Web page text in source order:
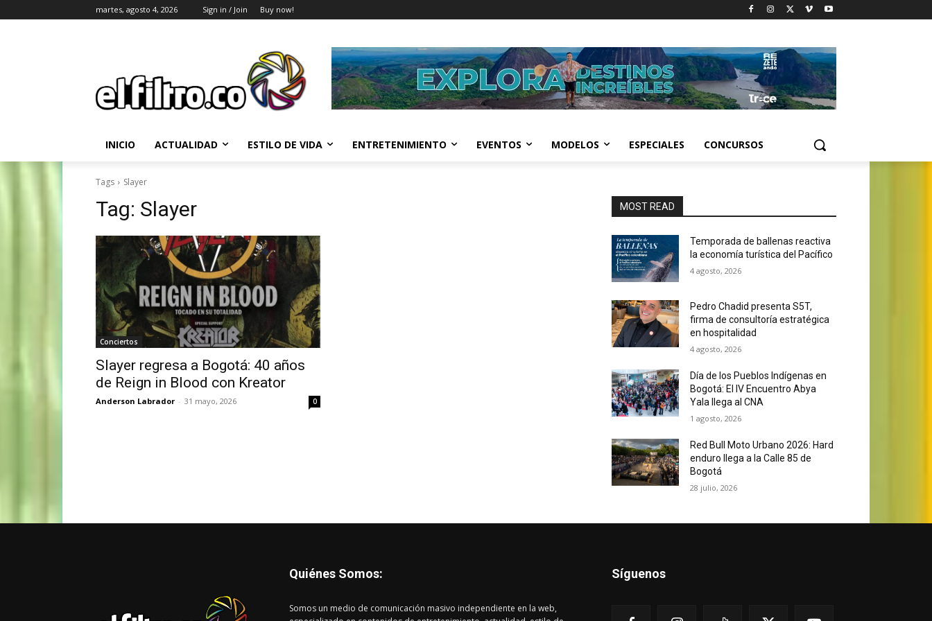
martes, agosto 4, 2026 Sign in / Join Buy now!
INICIO ACTUALIDAD ESTILO DE VIDA ENTRETENIMIENTO EVENTOS MODELOS ESPECIALES CONCURSOS
Tags Slayer
Tag: Slayer
Conciertos
Slayer regresa a Bogotá: 40 años
de Reign in Blood con Kreator
Anderson Labrador - 31 mayo, 2026 0
MOST READ
Temporada de ballenas reactiva
la economía turística del Pacífico
4 agosto, 2026
Pedro Chadid presenta S5T,
firma de consultoría estratégica
en hospitalidad
4 agosto, 2026
Día de los Pueblos Indígenas en
Bogotá: El IV Encuentro Abya
Yala llega al CNA
1 agosto, 2026
Red Bull Moto Urbano 2026: Hard
enduro llega a la Calle 85 de
Bogotá
28 julio, 2026
Quiénes Somos:
Somos un medio de comunicación masivo independiente en la web,
Síguenos